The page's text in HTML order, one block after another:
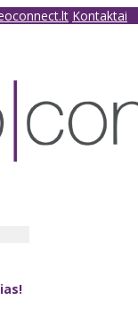
Kontaktai